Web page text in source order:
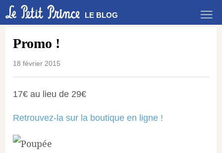
LE BLOG
Promo !
18 février 2015
17€ au lieu de 29€
Retrouvez-la sur la boutique en ligne !